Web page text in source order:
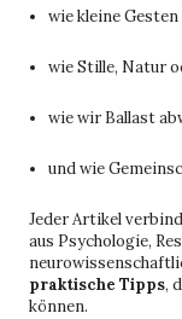
wie kleine
wie Stille, Natur
wie wir Ballast
und wie
Jeder Artikel
aus Psychologie,
praktische Tipps,
können.